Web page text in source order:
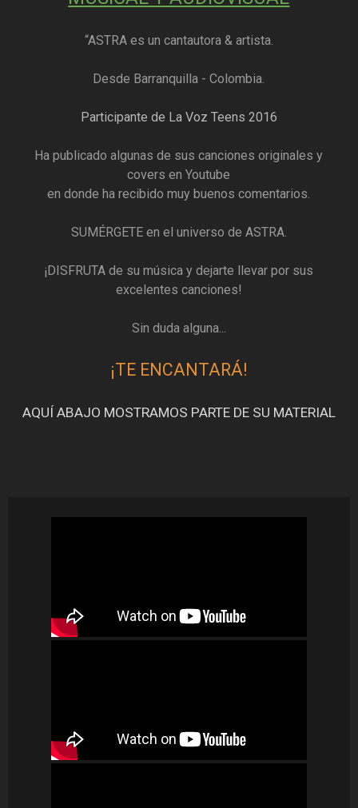
“ASTRA es un cantautora & artista.
Desde Barranquilla - Colombia.
Participante de La Voz Teens 2016
Ha publicado algunas de sus canciones originales y
covers en Youtube
en donde ha recibido muy buenos comentarios.
SUMÉRGETE en el universo de ASTRA.
¡DISFRUTA de su música y dejarte llevar por sus
excelentes canciones!
Sin duda alguna...
¡TE ENCANTARÁ!
AQUÍ ABAJO MOSTRAMOS PARTE DE SU MATERIAL